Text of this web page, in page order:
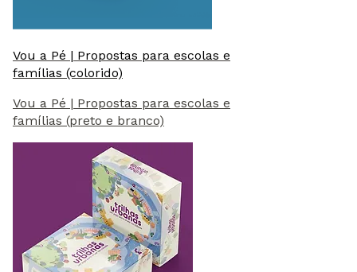
Vou a Pé | Propostas para escolas e
famílias (colorido)
Vou a Pé | Propostas para escolas e
famílias (preto e branco)